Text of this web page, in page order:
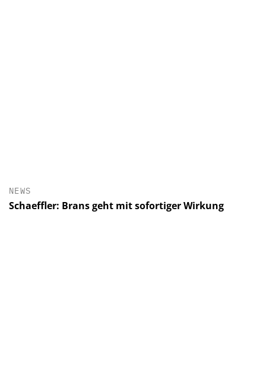
NEWS
Schaeffler: Brans geht mit sofortiger Wirkung